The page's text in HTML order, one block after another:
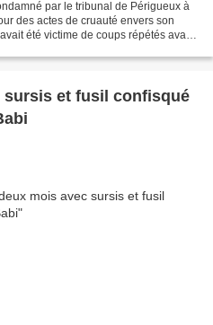
par le tribunal de Périgueux à
des actes de cruauté envers son
été victime de coups répétés avant
sursis et fusil confisqué